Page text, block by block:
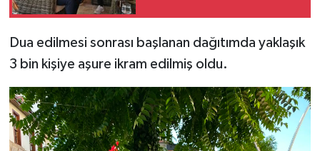
Dua edilmesi sonrası başlanan dağıtımda yaklaşık
3 bin kişiye aşure ikram edilmiş oldu.